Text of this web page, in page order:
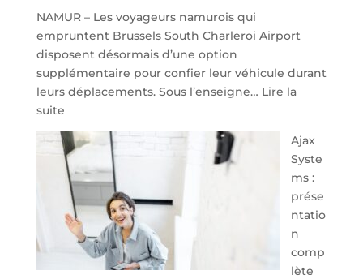
NAMUR – Les voyageurs namurois qui
empruntent Brussels South Charleroi Airport
disposent désormais d’une option
supplémentaire pour confier leur véhicule durant
leurs déplacements. Sous l’enseigne… Lire la
suite:
À
40
minutes
de
Namur,
Steveny
Park
redessine
Ajax
Syste
ms :
prése
ntatio
n
comp
lète